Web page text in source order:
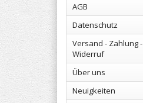
AGB
Datenschutz
Versand - Zahlung -
Widerruf
Über uns
Neuigkeiten